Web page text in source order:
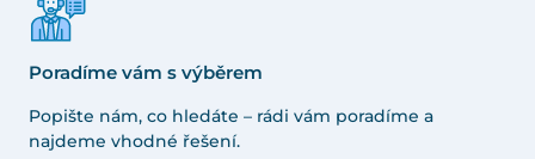
Poradíme vám s výběrem
Popište nám, co hledáte – rádi vám poradíme a
najdeme vhodné řešení.